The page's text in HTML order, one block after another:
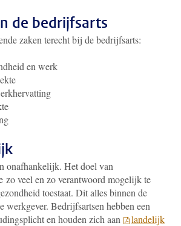
de bedrijfsarts
zaken terecht bij de bedrijfsarts:
en werk
onafhankelijk. Het doel van
zo veel en zo verantwoord mogelijk te
toestaat. Dit alles binnen de
werkgever. Bedrijfsartsen hebben een
en houden zich aan
landelijk